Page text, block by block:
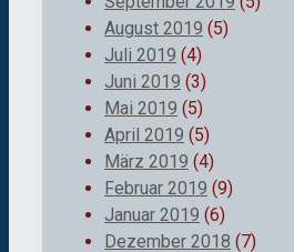
August 2019 (5)
Juli 2019 (4)
Juni 2019 (3)
Mai 2019 (5)
April 2019 (5)
März 2019 (4)
Februar 2019 (9)
Januar 2019 (6)
Dezember 2018 (7)